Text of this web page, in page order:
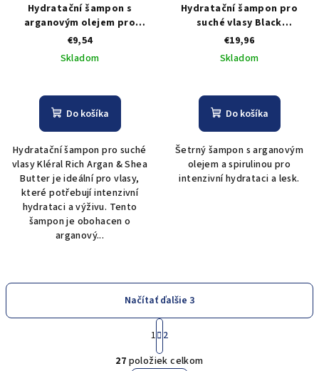
Hydratační šampon s
arganovým olejem pro
suché i barevné vlasy Kléral
Argan & Shea Butter
Shampoo - 500 ml
€9,54
Skladom
Do košíka
Hydratační šampon pro suché
vlasy Kléral Rich Argan & Shea
Butter je ideální pro vlasy,
které potřebují intenzivní
hydrataci a výživu. Tento
šampon je obohacen o
arganový...
Hydratační šampon pro
suché vlasy Black
Professional Premium Doré
Shampoo – 1000 ml
€19,96
Skladom
Do košíka
Šetrný šampon s arganovým
olejem a spirulinou pro
intenzivní hydrataci a lesk.
O
v
Načítať ďalšie 3
S
t
r
á
1 2
27 položiek celkom